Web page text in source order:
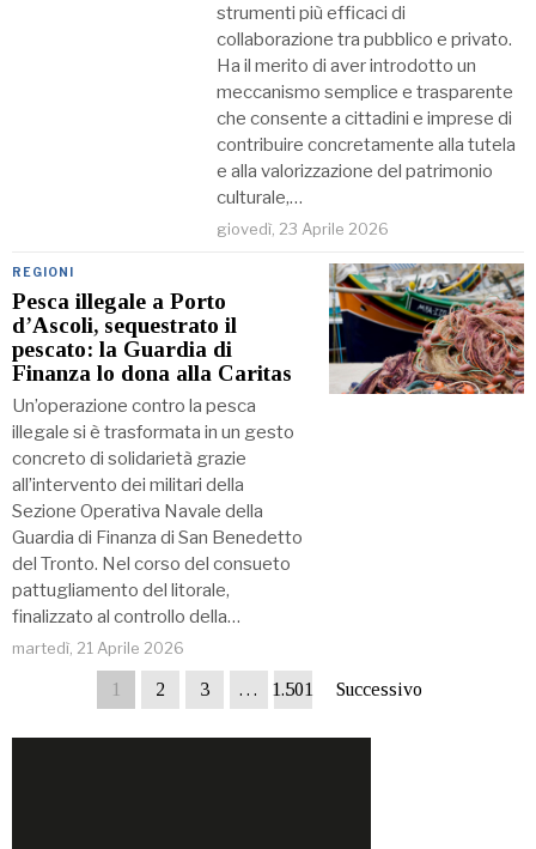
strumenti più efficaci di
collaborazione tra pubblico e privato.
Ha il merito di aver introdotto un
meccanismo semplice e trasparente
che consente a cittadini e imprese di
contribuire concretamente alla tutela
e alla valorizzazione del patrimonio
culturale,…
giovedì, 23 Aprile 2026
REGIONI
Pesca illegale a Porto
d’Ascoli, sequestrato il
pescato: la Guardia di
Finanza lo dona alla Caritas
Un’operazione contro la pesca
illegale si è trasformata in un gesto
concreto di solidarietà grazie
all’intervento dei militari della
Sezione Operativa Navale della
Guardia di Finanza di San Benedetto
del Tronto. Nel corso del consueto
pattugliamento del litorale,
finalizzato al controllo della…
martedì, 21 Aprile 2026
1 2 3 … 1.501 Successivo